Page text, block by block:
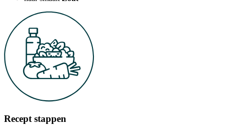
Recept stappen